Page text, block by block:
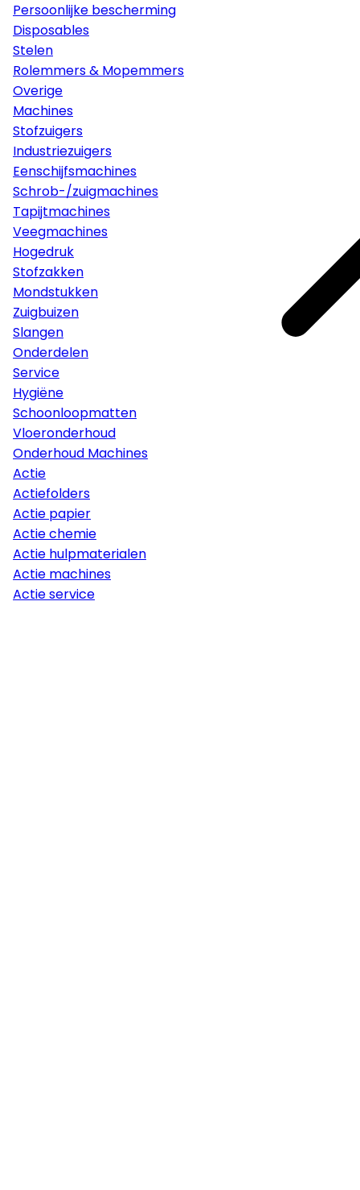
Persoonlijke bescherming
Disposables
Stelen
Rolemmers & Mopemmers
Overige
Machines
Stofzuigers
Industriezuigers
Eenschijfsmachines
Schrob-/zuigmachines
Tapijtmachines
Veegmachines
Hogedruk
Stofzakken
Mondstukken
Zuigbuizen
Slangen
Onderdelen
Service
Hygiëne
Schoonloopmatten
Vloeronderhoud
Onderhoud Machines
Actie
Actiefolders
Actie papier
Actie chemie
Actie hulpmaterialen
Actie machines
Actie service